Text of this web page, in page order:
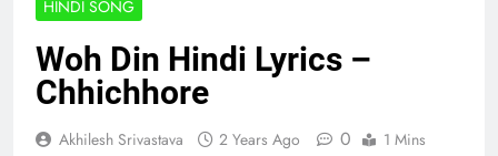
HINDI SONG
Woh Din Hindi Lyrics –
Chhichhore
Akhilesh Srivastava 2 Years Ago 0 1 Mins